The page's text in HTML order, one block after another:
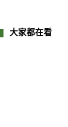
大家都在看